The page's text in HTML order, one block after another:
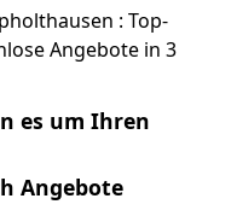
: Top-
Angebote in 3
es um Ihren
Angebote